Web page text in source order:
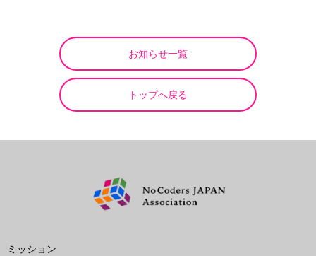
お知らせ一覧
トップへ戻る
ミッション